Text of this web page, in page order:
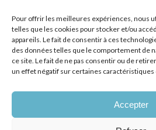
Pour offrir les meilleures expériences, nous
telles que les cookies pour stocker et/ou
appareils. Le fait de consentir à ces
des données telles que le comportement de
ce site. Le fait de ne pas consentir ou de
un effet négatif sur certaines caractéristiques
Accepter
Mentions légales
CGU
Santé mentale et travail
difficultés psychiques ?
Démonstrateur